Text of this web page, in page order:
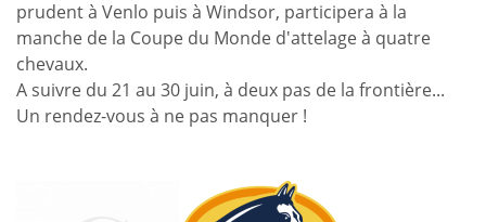
prudent à Venlo puis à Windsor, participera à la
manche de la Coupe du Monde d'attelage à quatre
chevaux.
A suivre du 21 au 30 juin, à deux pas de la frontière...
Un rendez-vous à ne pas manquer !